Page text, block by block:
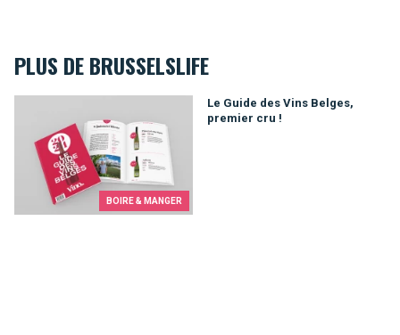
PLUS DE BRUSSELSLIFE
BOIRE & MANGER
Le Guide des Vins Belges,
premier cru !
Le Guide des Vins Belges, premier cru !